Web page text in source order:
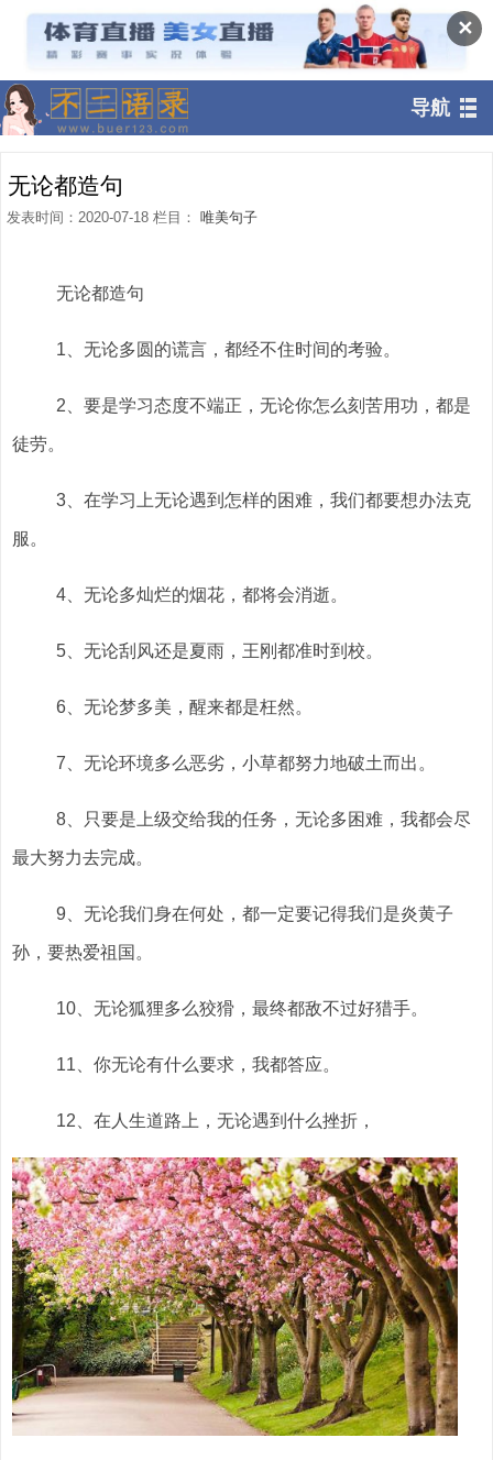
✕
导航
无论都造句
发表时间：2020-07-18 栏目： 唯美句子
无论都造句
1、无论多圆的谎言，都经不住时间的考验。
2、要是学习态度不端正，无论你怎么刻苦用功，都是
徒劳。
3、在学习上无论遇到怎样的困难，我们都要想办法克
服。
4、无论多灿烂的烟花，都将会消逝。
5、无论刮风还是夏雨，王刚都准时到校。
6、无论梦多美，醒来都是枉然。
7、无论环境多么恶劣，小草都努力地破土而出。
8、只要是上级交给我的任务，无论多困难，我都会尽
最大努力去完成。
9、无论我们身在何处，都一定要记得我们是炎黄子
孙，要热爱祖国。
10、无论狐狸多么狡猾，最终都敌不过好猎手。
11、你无论有什么要求，我都答应。
12、在人生道路上，无论遇到什么挫折，